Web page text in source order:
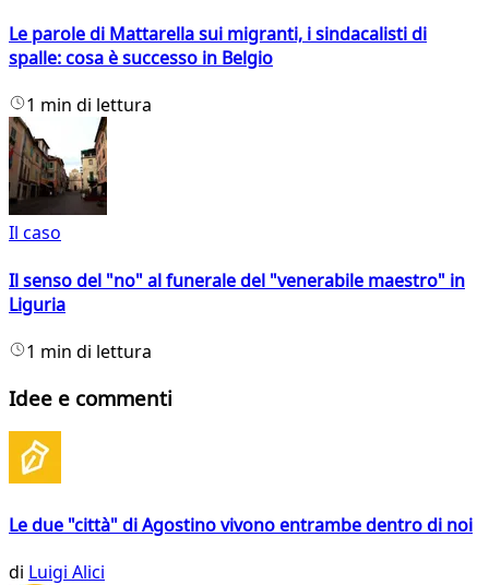
Le parole di Mattarella sui migranti, i sindacalisti di
spalle: cosa è successo in Belgio
1 min di lettura
Il caso
Il senso del "no" al funerale del "venerabile maestro" in
Liguria
1 min di lettura
Idee e commenti
Le due "città" di Agostino vivono entrambe dentro di noi
di Luigi Alici